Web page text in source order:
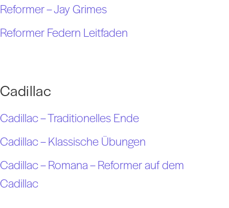
Reformer – Jay Grimes
Reformer Federn Leitfaden
Cadillac
Cadillac – Traditionelles Ende
Cadillac – Klassische Übungen
Cadillac – Romana – Reformer auf dem
Cadillac